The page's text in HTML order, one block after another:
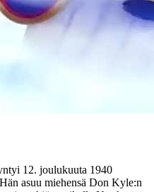
12. joulukuuta 1940
asuu miehensä Don Kyle:n